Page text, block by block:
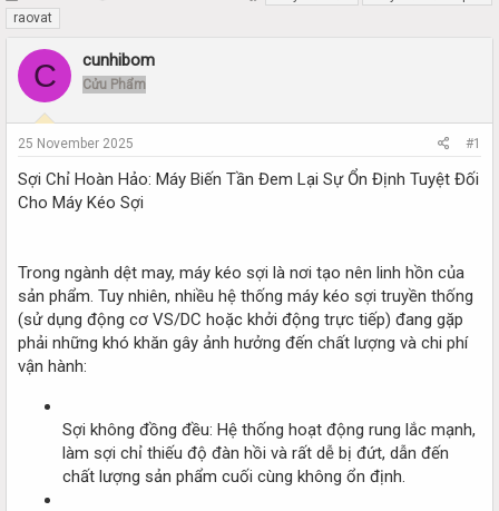
h
r
e
d
a
r
t
e
r
t
d
e
raovat
C cunhibom
Cửu Phẩm
25 November 2025 #1
Sợi Chỉ Hoàn Hảo: Máy Biến Tần Đem Lại Sự Ổn Định Tuyệt Đối
Cho Máy Kéo Sợi
Trong ngành dệt may, máy kéo sợi là nơi tạo nên linh hồn của
sản phẩm. Tuy nhiên, nhiều hệ thống máy kéo sợi truyền thống
(sử dụng động cơ VS/DC hoặc khởi động trực tiếp) đang gặp
phải những khó khăn gây ảnh hưởng đến chất lượng và chi phí
vận hành:
Sợi không đồng đều: Hệ thống hoạt động rung lắc mạnh,
làm sợi chỉ thiếu độ đàn hồi và rất dễ bị đứt, dẫn đến
chất lượng sản phẩm cuối cùng không ổn định.